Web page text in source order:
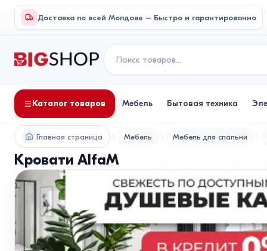
Доставка по всей Молдове – Быстро и гарантированно
Каталог товаров Мебель Бытовая техника
Главная страница Мебель Мебель для спальни
Кровати AlfaM